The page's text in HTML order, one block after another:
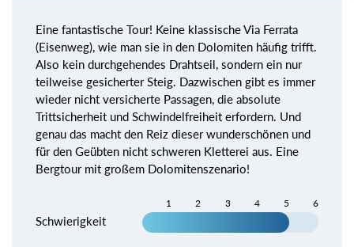
Eine fantastische Tour! Keine klassische Via Ferrata
(Eisenweg), wie man sie in den Dolomiten häufig trifft.
Also kein durchgehendes Drahtseil, sondern ein nur
teilweise gesicherter Steig. Dazwischen gibt es immer
wieder nicht versicherte Passagen, die absolute
Trittsicherheit und Schwindelfreiheit erfordern. Und
genau das macht den Reiz dieser wunderschönen und
für den Geübten nicht schweren Kletterei aus. Eine
Bergtour mit großem Dolomitenszenario!
1 2 3 4 5 6
Schwierigkeit